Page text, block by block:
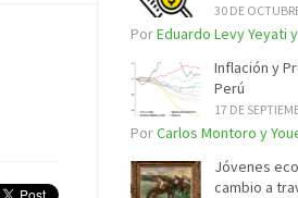
30 DE
PorEduardo Levy Yeyati
Inflación y
Perú
17 DE
PorCarlos Montoro y
Jóvenes
cambio a